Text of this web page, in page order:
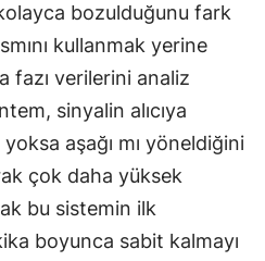
Samsun
Siirt
Sinop
Sivas
Tekirdağ
Tokat
bozulduğunu fark
kullanmak yerine
fazı verilerini analiz
sinyalin alıcıya
yoksa aşağı mı yöneldiğini
çok daha yüksek
bu sistemin ilk
boyunca sabit kalmayı